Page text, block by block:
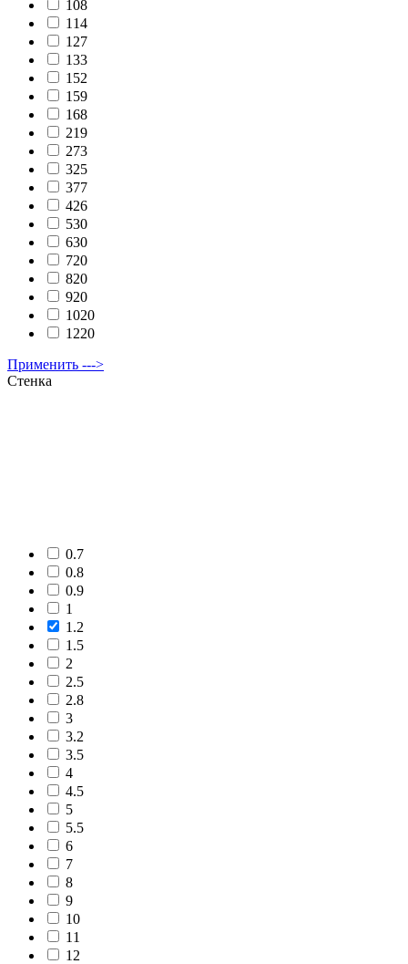
108
114
127
133
152
159
168
219
273
325
377
426
530
630
720
820
920
1020
1220
Применить --->
Стенка
0.7
0.8
0.9
1
1.2
1.5
2
2.5
2.8
3
3.2
3.5
4
4.5
5
5.5
6
7
8
9
10
11
12